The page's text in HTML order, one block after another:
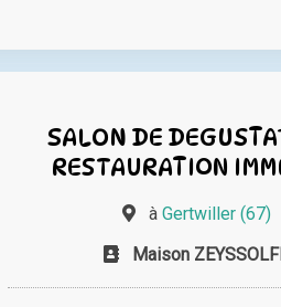
SALON DE
RESTAURATION
à Gertwiller (67)
Maison